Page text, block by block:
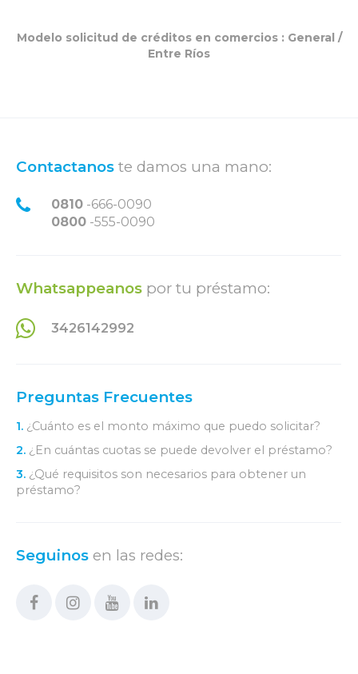
Modelo solicitud de créditos en comercios : General /
Entre Ríos
Contactanos te damos una mano:
0810 -666-0090
0800 -555-0090
Whatsappeanos por tu préstamo:
3426142992
Preguntas Frecuentes
1. ¿Cuánto es el monto máximo que puedo solicitar?
2. ¿En cuántas cuotas se puede devolver el préstamo?
3. ¿Qué requisitos son necesarios para obtener un
préstamo?
Seguinos en las redes: